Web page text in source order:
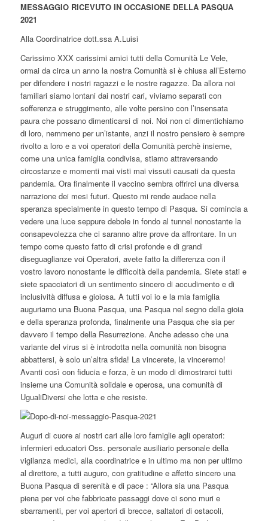
MESSAGGIO RICEVUTO IN OCCASIONE DELLA PASQUA
2021
Alla Coordinatrice dott.ssa A.Luisi
Carissimo XXX carissimi amici tutti della Comunità Le Vele,
ormai da circa un anno la nostra Comunità si è chiusa all’Esterno
per difendere i nostri ragazzi e le nostre ragazze. Da allora noi
familiari siamo lontani dai nostri cari, viviamo separati con
sofferenza e struggimento, alle volte persino con l’insensata
paura che possano dimenticarsi di noi. Noi non ci dimentichiamo
di loro, nemmeno per un’istante, anzi il nostro pensiero è sempre
rivolto a loro e a voi operatori della Comunità perchè insieme,
come una unica famiglia condivisa, stiamo attraversando
circostanze e momenti mai visti mai vissuti causati da questa
pandemia. Ora finalmente il vaccino sembra offrirci una diversa
narrazione dei mesi futuri. Questo mi rende audace nella
speranza specialmente in questo tempo di Pasqua. Si comincia a
vedere una luce seppure debole in fondo al tunnel nonostante la
consapevolezza che ci saranno altre prove da affrontare. In un
tempo come questo fatto di crisi profonde e di grandi
diseguaglianze voi Operatori, avete fatto la differenza con il
vostro lavoro nonostante le difficoltà della pandemia. Siete stati e
siete spacciatori di un sentimento sincero di accudimento e di
inclusività diffusa e gioiosa. A tutti voi io e la mia famiglia
auguriamo una Buona Pasqua, una Pasqua nel segno della gioia
e della speranza profonda, finalmente una Pasqua che sia per
davvero il tempo della Resurrezione. Anche adesso che una
variante del virus si è introdotta nella comunità non bisogna
abbattersi, è solo un’altra sfida! La vincerete, la vinceremo!
Avanti così con fiducia e forza, è un modo di dimostrarci tutti
insieme una Comunità solidale e operosa, una comunità di
UgualiDiversi che lotta e che resiste.
Auguri di cuore ai nostri cari alle loro famiglie agli operatori:
infermieri educatori Oss. personale ausiliario personale della
vigilanza medici, alla coordinatrice e in ultimo ma non per ultimo
al direttore, a tutti auguro, con gratitudine e affetto sincero una
Buona Pasqua di serenità e di pace : “Allora sia una Pasqua
piena per voi che fabbricate passaggi dove ci sono muri e
sbarramenti, per voi apertori di brecce, saltatori di ostacoli,